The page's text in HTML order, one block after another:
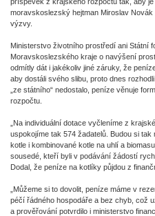
moravskoslezský hejtman Miroslav
výzvy.
Ministerstvo životního prostředí ani Státní
Moravskoslezského kraje o navýšení
odmítly dát i jakékoliv jiné záruky, že
aby dostáli svého slibu, proto dnes
„ze státního“ nedostalo, peníze věnuje
rozpočtu.
„Na individuální dotace vyčleníme z
uspokojíme tak 574 žadatelů. Budou si
kotle i kombinované kotle na uhlí a
sousedé, kteří byli v podávání žádostí
Dodal, že peníze na kotlíky půjdou z
„Můžeme si to dovolit, peníze máme v
péčí řádného hospodáře a bez chyb, což
a prověřování potvrdilo i ministerstvo